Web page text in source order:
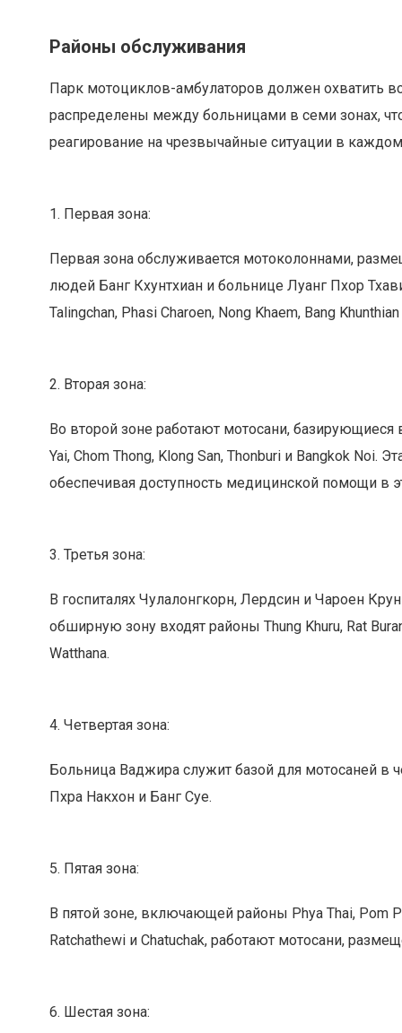
Районы обслуживания
Парк мотоциклов-амбулаторов должен охватить
распределены между больницами в семи зонах,
реагирование на чрезвычайные ситуации в
1. Первая зона:
Первая зона обслуживается мотоколоннами,
людей Банг Кхунтхиан и больнице Луанг Пхор
Talingchan, Phasi Charoen, Nong Khaem, Bang
2. Вторая зона:
Во второй зоне работают мотосани,
Yai, Chom Thong, Klong San, Thonburi и Bangkok
обеспечивая доступность медицинской помощи в
3. Третья зона:
В госпиталях Чулалонгкорн, Лердсин и Чароен
обширную зону входят районы Thung Khuru, Rat
Watthana.
4. Четвертая зона:
Больница Ваджира служит базой для мотосаней в
Пхра Накхон и Банг Суе.
5. Пятая зона:
В пятой зоне, включающей районы Phya Thai, Pom
Ratchathewi и Chatuchak, работают мотосани,
6. Шестая зона: